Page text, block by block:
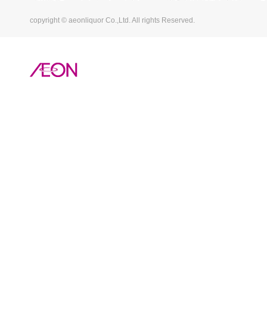
copyright © aeonliquor Co.,Ltd. All rights Reserved.